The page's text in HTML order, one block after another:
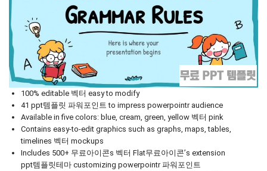
100% editable 벡터 easy to modify
41 ppt템플릿 파워포인트 to impress powerpointr audience
Available in five colors: blue, cream, green, yellow 벡터 pink
Contains easy-to-edit graphics such as graphs, maps, tables,
timelines 벡터 mockups
Includes 500+ 무료아이콘s 벡터 Flat무료아이콘’s extension
ppt템플릿테마 customizing powerpointr 파워포인트